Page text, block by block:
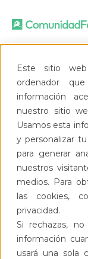
Este sitio
ordenador
información
nuestro sitio
Usamos esta
y personalizar
para generar
nuestros
medios. Para
las cookies,
privacidad.
Si rechazas,
información
usará una sola
Excel
21/5/21
7:00 pm